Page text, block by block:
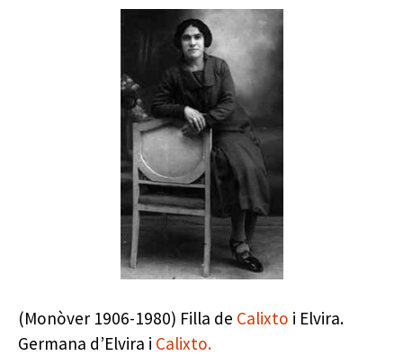
(Monòver 1906-1980) Filla de Calixto i Elvira.
Germana d’Elvira i Calixto.